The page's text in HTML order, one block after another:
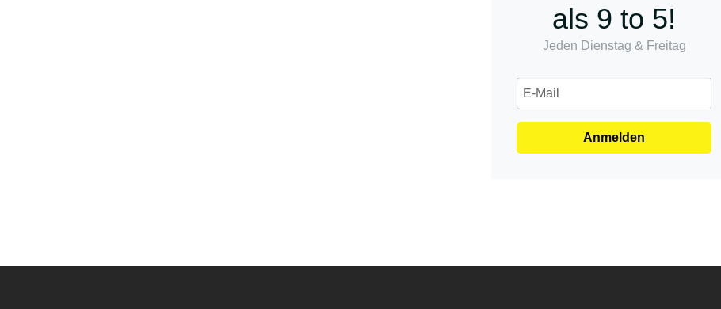
als 9 to 5!
Jeden Dienstag & Freitag
Anmelden